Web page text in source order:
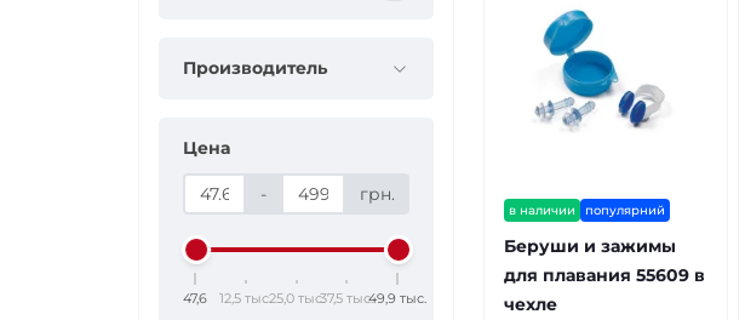
Производитель
Цена
- грн.
47,6 12,5 тыс.25,0 тыс.37,5 тыс.49,9 тыс.
в наличии популярний
Беруши и зажимы
для плавания 55609 в
чехле